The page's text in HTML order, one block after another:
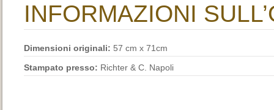
INFORMAZIONI
Dimensioni originali: 57 cm x 71cm
Stampato presso: Richter & C. Napoli